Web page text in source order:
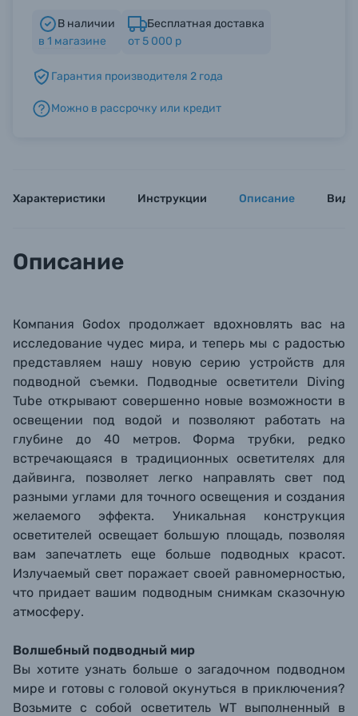
Б/У фототехника (Комиссионные товары)
В наличии
в 1 магазине
Бесплатная доставка
от 5 000 р
Гарантия производителя 2 года
Можно в рассрочку или кредит
Характеристики Инструкции Описание
Описание
Компания Godox продолжает вдохновлять вас на
исследование чудес мира, и теперь мы с радостью
представляем нашу новую серию устройств для
подводной съемки. Подводные осветители Diving
Tube открывают совершенно новые возможности в
освещении под водой и позволяют работать на
глубине до 40 метров. Форма трубки, редко
встречающаяся в традиционных осветителях для
дайвинга, позволяет легко направлять свет под
разными углами для точного освещения и создания
желаемого эффекта. Уникальная конструкция
осветителей освещает большую площадь, позволяя
вам запечатлеть еще больше подводных красот.
Излучаемый свет поражает своей равномерностью,
что придает вашим подводным снимкам сказочную
атмосферу.
Волшебный подводный мир
Вы хотите узнать больше о загадочном подводном
мире и готовы с головой окунуться в приключения?
Возьмите с собой осветитель WT выполненный в